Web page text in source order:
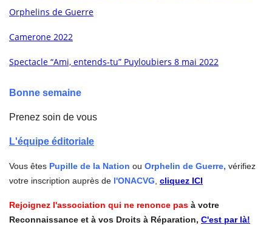
Orphelins de Guerre
Camerone 2022
Spectacle “Ami, entends-tu” Puyloubiers 8 mai 2022
Bonne semaine
Prenez soin de vous
L'équipe éditoriale
Vous êtes Pupille de la Nation ou Orphelin de Guerre, vérifiez
votre inscription auprès de l'ONACVG cliquez ICI
Rejoignez l'association qui ne renonce pas à votre
Reconnaissance et à vos Droits à Réparation, C'est par là!